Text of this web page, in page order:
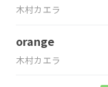
木村カエラ
orange
木村カエラ